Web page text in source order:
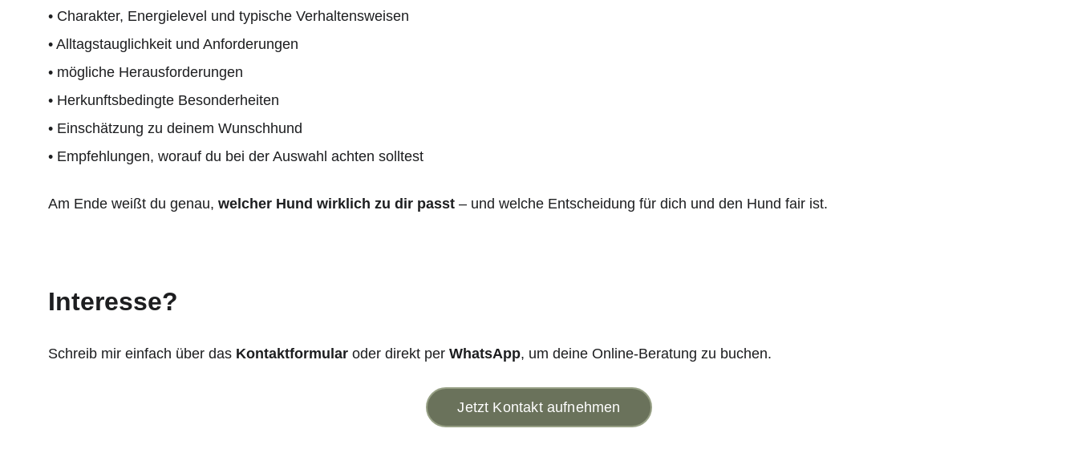
• Charakter, Energielevel und typische Verhaltensweisen
• Alltagstauglichkeit und Anforderungen
• mögliche Herausforderungen
• Herkunftsbedingte Besonderheiten
• Einschätzung zu deinem Wunschhund
• Empfehlungen, worauf du bei der Auswahl achten solltest
Am Ende weißt du genau, welcher Hund wirklich zu dir passt – und welche Entscheidung für dich und den Hund fair ist.
Interesse?
Schreib mir einfach über das Kontaktformular oder direkt per WhatsApp, um deine Online-Beratung zu buchen.
Jetzt Kontakt aufnehmen